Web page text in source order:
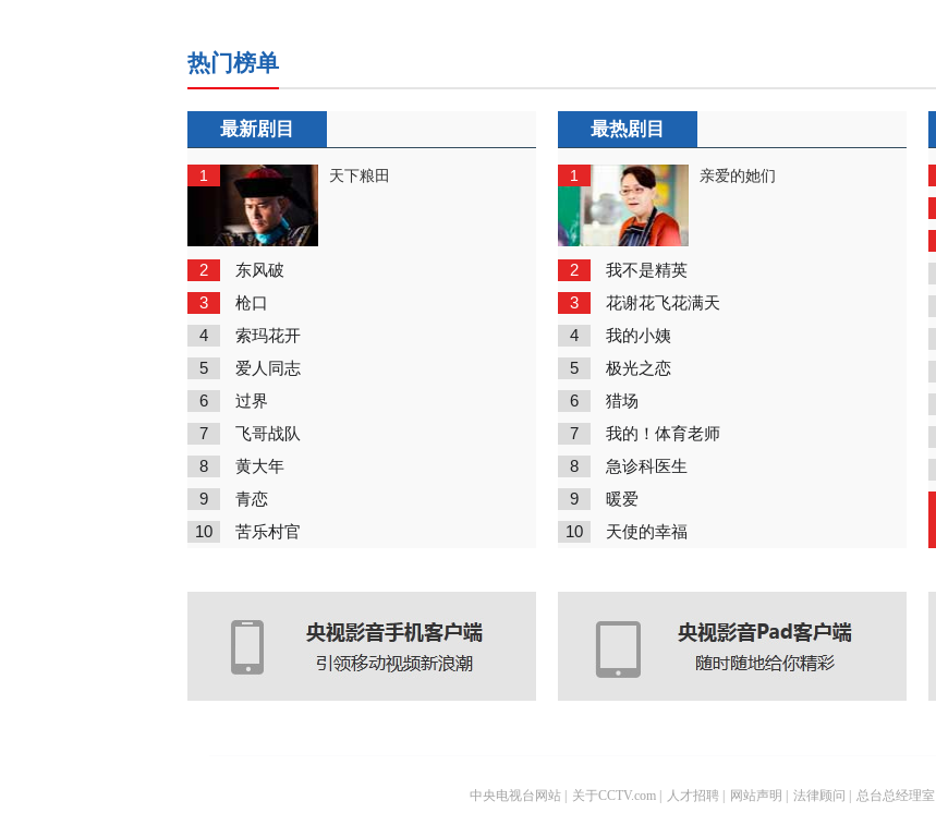
热门榜单
最新剧目
1 天下粮田
2 东风破
3 枪口
4 索玛花开
5 爱人同志
6 过界
7 飞哥战队
8 黄大年
9 青恋
10 苦乐村官
最热剧目
1 亲爱的她们
2 我不是精英
3 花谢花飞花满天
4 我的小姨
5 极光之恋
6 猎场
7 我的！体育老师
8 急诊科医生
9 暖爱
10 天使的幸福
中央电视台网站 关于CCTV.com 人才招聘 网站声明 法律顾问 总台总经理室